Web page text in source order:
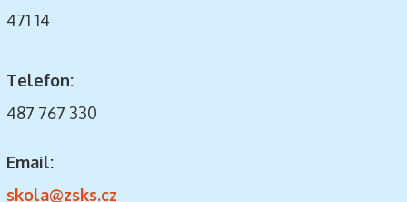
471 14
Telefon:
487 767 330
Email:
skola@zsks.cz